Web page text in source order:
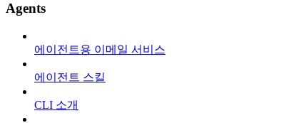
Agents
에이전트용 이메일 서비스
에이전트 스킬
CLI 소개